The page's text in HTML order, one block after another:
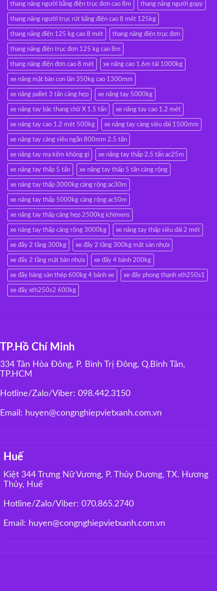
thang nâng người bằng điện trục đơn cao 8m thang nâng người gopy
thang nâng người trục rút bằng điện cao 8 mét 125kg
thang nâng điện 125 kg cao 8 mét thang nâng điện trục đơn
thang nâng điện trục đơn 125 kg cao 8m
thang nâng điện đơn cao 8 mét xe nâng cao 1.6m tải 1000kg
xe nâng mặt bàn con lăn 350kg cao 1300mm
xe nâng pallet 3 tấn càng hẹp xe nâng tay 5000kg
xe nâng tay bậc thang chữ X 1.5 tấn xe nâng tay cao 1.2 mét
xe nâng tay cao 1.2 mét 500kg xe nâng tay càng siêu dài 1500mm
xe nâng tay càng siêu ngắn 800mm 2.5 tấn
xe nâng tay mạ kẽm không gỉ xe nâng tay thấp 2.5 tấn ac25m
xe nâng tay thấp 5 tấn xe nâng tay thấp 5 tấn càng rộng
xe nâng tay thấp 3000kg càng rộng ac30m
xe nâng tay thấp 5000kg càng rộng ac50m
xe nâng tay thấp càng hẹp 2500kg ichimens
xe nâng tay thấp càng rộng 3000kg xe nâng tay thấp siêu dài 2 mét
xe đẩy 2 tầng 300kg xe đẩy 2 tầng 300kg mặt sàn nhựa
xe đẩy 2 tầng mặt bàn nhựa xe đẩy 4 bánh 200kg
xe đẩy hàng sàn thép 600kg 4 bánh xe xe đẩy phong thạnh xth250s1
xe đẩy xth250s2 600kg
TP.Hồ Chí Minh
334 Tân Hòa Đông, P. Bình Trị Đông, Q.Bình Tân,
TP.HCM
Hotline/Zalo/Viber: 098.442.3150
Email: huyen@congnghiepvietxanh.com.vn
Huế
Kiệt 344 Trưng Nữ Vương, P. Thủy Dương, TX. Hương
Thủy, Huế
Hotline/Zalo/Viber: 070.865.2740
Email: huyen@congnghiepvietxanh.com.vn